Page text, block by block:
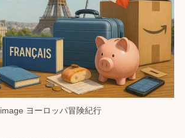
image ヨーロッパ冒険紀行